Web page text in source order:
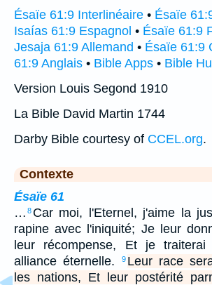
Ésaïe 61:9 Interlinéaire • Ésaïe
Isaías 61:9 Espagnol • Ésaïe 61:9
Jesaja 61:9 Allemand • Ésaïe 61:9
61:9 Anglais • Bible Apps • Bible
Version Louis Segond 1910
La Bible David Martin 1744
Darby Bible courtesy of CCEL.org.
Contexte
Ésaïe 61
… 8 Car moi, l'Eternel, j'aime la
rapine avec l'iniquité; Je leur
leur récompense, Et je
alliance éternelle.
9 Leur race
les nations, Et leur postérité